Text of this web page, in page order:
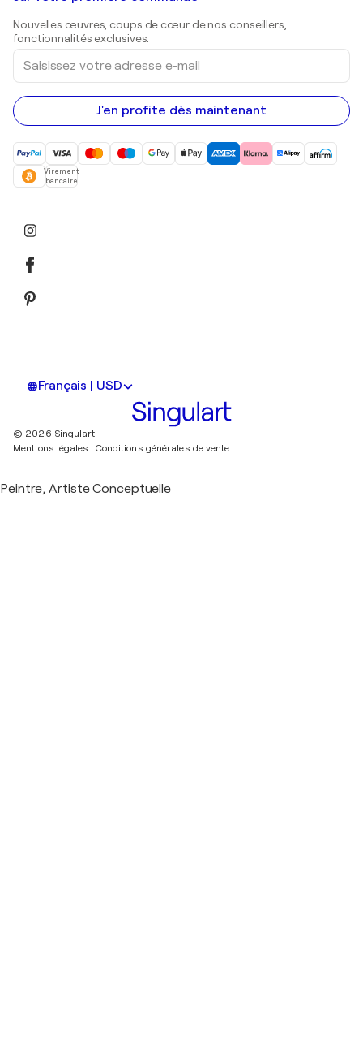
Peintures acryliques
Nouvelles œuvres, coups de cœur de nos conseillers,
fonctionnalités exclusives.
Saisissez
votre
adresse
e-
mail
J'en profite dès maintenant
Virement
bancaire
Français | USD
© 2026 Singulart
Mentions légales. Conditions générales de vente
Peintre, Artiste Conceptuelle